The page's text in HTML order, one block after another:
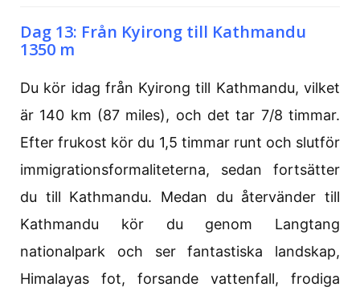
Dag 13: Från Kyirong till Kathmandu
1350 m
Du kör idag från Kyirong till Kathmandu, vilket
är 140 km (87 miles), och det tar 7/8 timmar.
Efter frukost kör du 1,5 timmar runt och slutför
immigrationsformaliteterna, sedan fortsätter
du till Kathmandu. Medan du återvänder till
Kathmandu kör du genom Langtang
nationalpark och ser fantastiska landskap,
Himalayas fot, forsande vattenfall, frodiga